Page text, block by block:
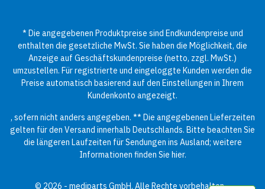
* Die angegebenen Produktpreise sind Endkundenpreise und
enthalten die gesetzliche MwSt. Sie haben die Möglichkeit, die
Anzeige auf Geschäftskundenpreise (netto, zzgl. MwSt.)
umzustellen. Für registrierte und eingeloggte Kunden werden die
Preise automatisch basierend auf den Einstellungen in Ihrem
Kundenkonto angezeigt.
, sofern nicht anders angegeben. ** Die angegebenen Lieferzeiten
gelten für den Versand innerhalb Deutschlands. Bitte beachten Sie
die längeren Laufzeiten für Sendungen ins Ausland; weitere
Informationen finden Sie hier.
© 2026 - mediparts GmbH. Alle Rechte vorbehalten.